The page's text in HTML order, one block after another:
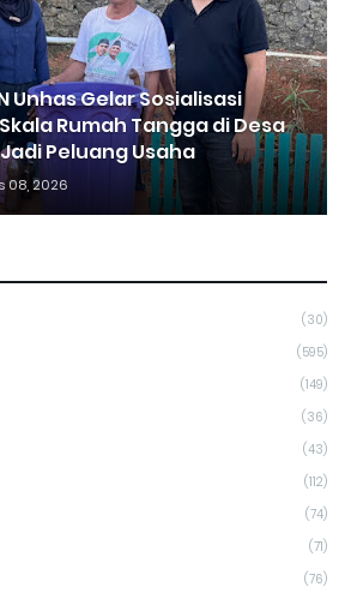
Unhas Gelar Sosialisasi
Rumah Tangga di Desa
Peluang Usaha
08, 2026
(30)
(595)
(149)
(36)
(43)
(112)
(74)
(71)
(76)